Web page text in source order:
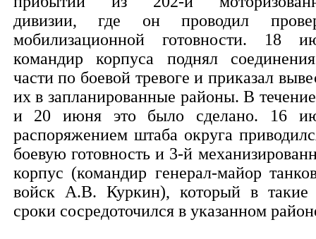
дивизии, где он проводил
мобилизационной готовности. 18
командир корпуса поднял
части по боевой тревоге и приказал
их в запланированные районы. В
и 20 июня это было сделано. 16
распоряжением штаба округа
боевую готовность и 3-й
корпус (командир генерал-майор
войск А.В. Куркин), который в
сроки сосредоточился в указанном